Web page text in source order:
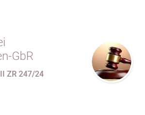
GbR
ZR 247/24